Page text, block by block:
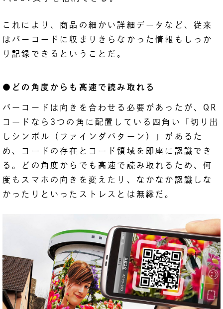
これにより、商品の細かい詳細データなど、従来
はバーコードに収まりきらなかった情報もしっか
り記録できるということだ。
●どの角度からも高速で読み取れる
バーコードは向きを合わせる必要があったが、QR
コードなら3つの角に配置している四角い「切り出
しシンボル（ファインダパターン）」があるた
め、コードの存在とコード領域を即座に認識でき
る。どの角度からでも高速で読み取れるため、何
度もスマホの向きを変えたり、なかなか認識しな
かったりといったストレスとは無縁だ。